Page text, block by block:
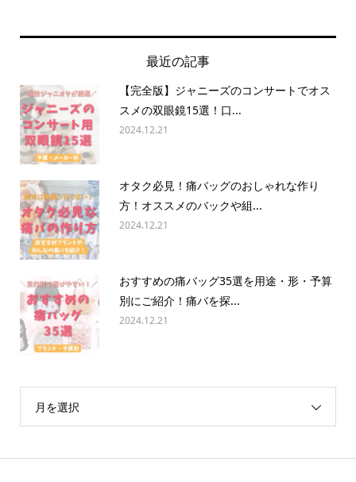
最近の記事
【完全版】ジャニーズのコンサートでオス
スメの双眼鏡15選！口...
2024.12.21
オタク必見！痛バッグのおしゃれな作り
方！オススメのバックや組...
2024.12.21
おすすめの痛バッグ35選を用途・形・予算
別にご紹介！痛バを探...
2024.12.21
月を選択